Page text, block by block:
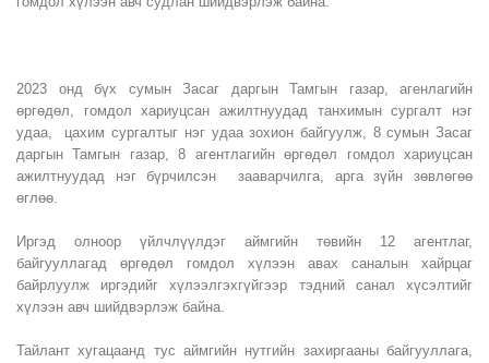
2023 онд бүх сумын Засаг даргын Тамгын газар, агенлагийн
өргөдөл, гомдол хариуцсан ажилтнуудад танхимын сургалт нэг
удаа, цахим сургалтыг нэг удаа зохион байгуулж, 8 сумын Засаг
даргын Тамгын газар, 8 агентлагийн өргөдөл гомдол хариуцсан
ажилтнуудад нэг бүрчилсэн зааварчилга, арга зүйн зөвлөгөө
өглөө.
Иргэд олноор үйлчлүүлдэг аймгийн төвийн 12 агентлаг,
байгууллагад өргөдөл гомдол хүлээн авах саналын хайрцаг
байрлуулж иргэдийг хүлээлгэхгүйгээр тэдний санал хүсэлтийг
хүлээн авч шийдвэрлэж байна.
Тайлант хугацаанд тус аймгийн нутгийн захиргааны байгууллага,